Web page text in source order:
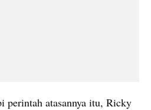
perintah atasannya itu, Ricky